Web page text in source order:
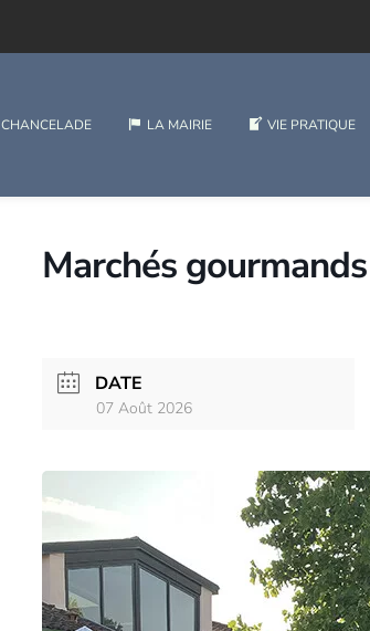
CHANCELADE LA MAIRIE VIE PRATIQUE
Marchés
DATE
07 Août 2026